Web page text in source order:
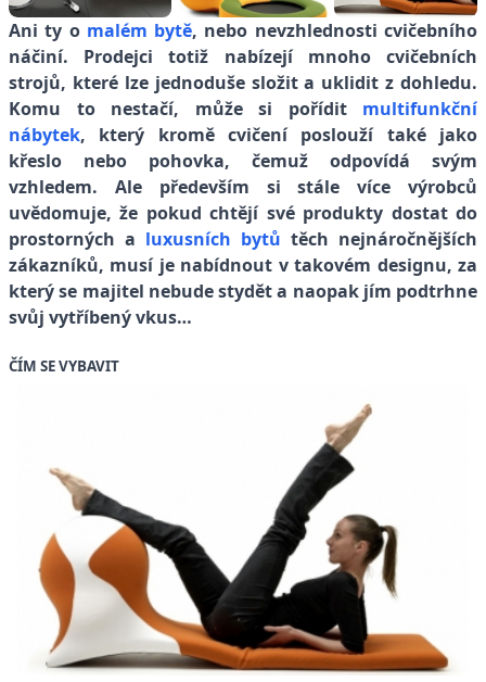
Ani ty o malém bytě, nebo nevzhlednosti cvičebního
náčiní. Prodejci totiž nabízejí mnoho cvičebních
strojů, které lze jednoduše složit a uklidit z dohledu.
Komu to nestačí, může si pořídit multifunkční
nábytek, který kromě cvičení poslouží také jako
křeslo nebo pohovka, čemuž odpovídá svým
vzhledem. Ale především si stále více výrobců
uvědomuje, že pokud chtějí své produkty dostat do
prostorných a luxusních bytů těch nejnáročnějších
zákazníků, musí je nabídnout v takovém designu, za
který se majitel nebude stydět a naopak jím podtrhne
svůj vytříbený vkus…
ČÍM SE VYBAVIT